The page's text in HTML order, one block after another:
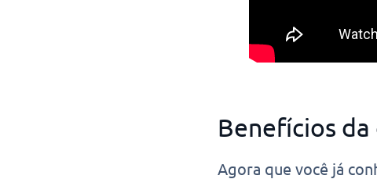
Benefícios
Agora que você já